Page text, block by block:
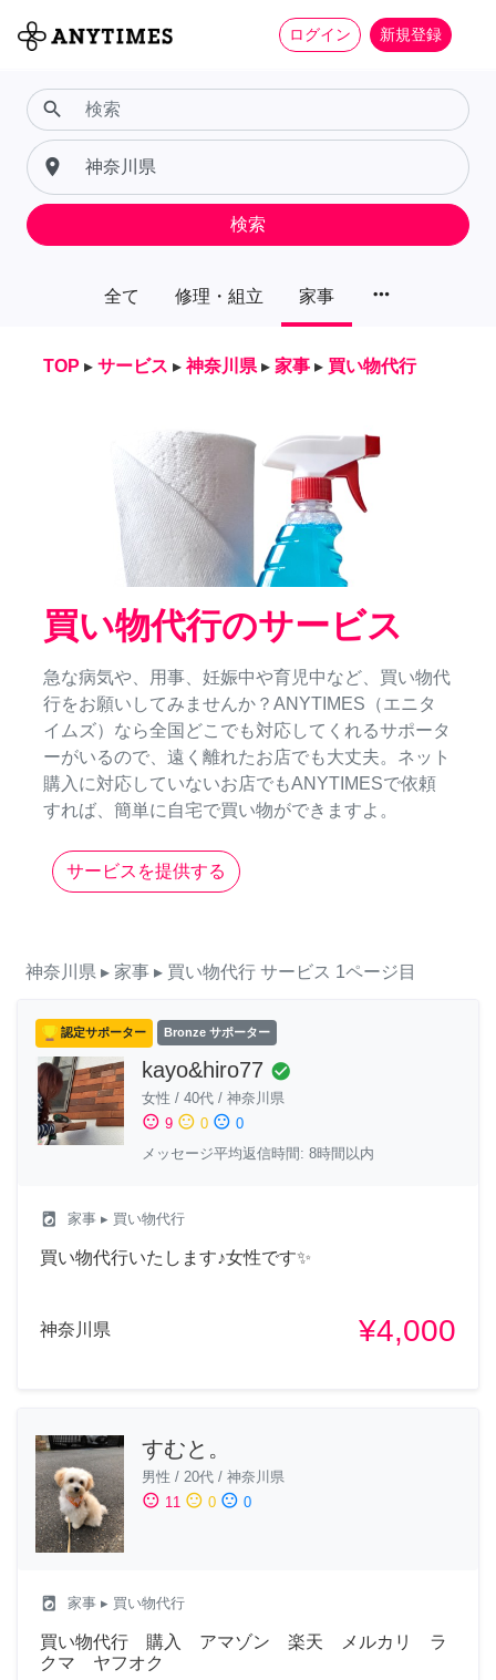
ログイン 新規登録
全て 修理・組立 家事 more_horiz
search
place
検索
TOP ▸ サービス ▸ 神奈川県 ▸ 家事 ▸ 買い物代行
買い物代行のサービス
急な病気や、用事、妊娠中や育児中など、買い物代
行をお願いしてみませんか？ANYTIMES（エニタ
イムズ）なら全国どこでも対応してくれるサポータ
ーがいるので、遠く離れたお店でも大丈夫。ネット
購入に対応していないお店でもANYTIMESで依頼
すれば、簡単に自宅で買い物ができますよ。
サービスを提供する
神奈川県 ▸ 家事 ▸ 買い物代行 サービス 1ページ目
認定サポーター Bronze サポーター
kayo&hiro77 check_circle
女性 / 40代 / 神奈川県
sentiment_satisfied 9 sentiment_neutral 0 sentiment_dissatisfied 0
メッセージ平均返信時間: 8時間以内
local_laundry_service 家事 ▸ 買い物代行
買い物代行いたします♪女性です✨
神奈川県 ¥4,000
すむと。
男性 / 20代 / 神奈川県
sentiment_satisfied 11 sentiment_neutral 0 sentiment_dissatisfied 0
local_laundry_service 家事 ▸ 買い物代行
買い物代行 購入 アマゾン 楽天 メルカリ ラ
クマ ヤフオク